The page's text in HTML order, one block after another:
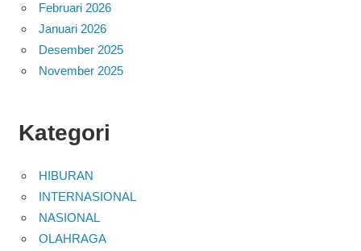
Februari 2026
Januari 2026
Desember 2025
November 2025
Kategori
HIBURAN
INTERNASIONAL
NASIONAL
OLAHRAGA